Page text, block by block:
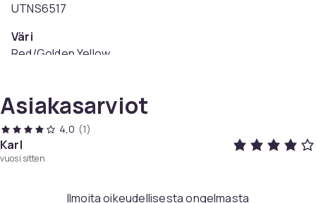
UTNS6517
Väri
Red/Golden Yellow
Tuotenro
8803522b-88b4-4905-9cdb-e77268c8cee8
Tuoteturvallisuustiedot
Asiakasarviot
4,0 (1)
Karl
vuosi sitten
Ilmoita oikeudellisesta ongelmasta